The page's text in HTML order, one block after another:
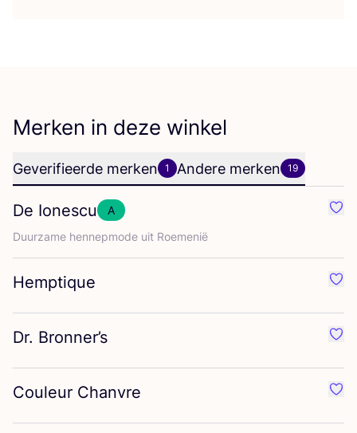
Merken in deze winkel
Geverifieerde merken 1 Andere merken 19
De Ionescu
A
Duur­za­me hen­nep­mo­de uit Roemenië
Hemptique
Dr. Bronner’s
Couleur Chanvre